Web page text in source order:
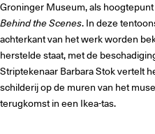
Groninger Museum, als hoogtepunt
Behind the Scenes. In deze
achterkant van het werk worden
herstelde staat, met de
Striptekenaar Barbara Stok vertelt
schilderij op de muren van het
terugkomst in een Ikea-tas.